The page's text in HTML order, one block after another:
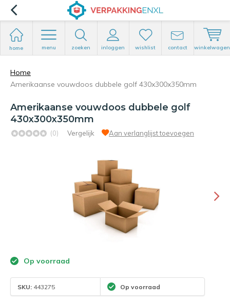
home menu zoeken inloggen wishlist contact winkelwagen
Home
Amerikaanse vouwdoos dubbele golf 430x300x350mm
Amerikaanse vouwdoos dubbele golf
430x300x350mm
(0) Vergelijk Aan verlanglijst toevoegen
Op voorraad
SKU: 443275 Op voorraad